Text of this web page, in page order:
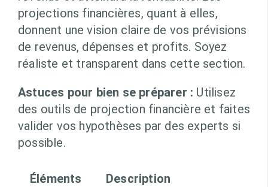
projections financières, quant à elles,
donnent une vision claire de vos prévisions
de revenus, dépenses et profits. Soyez
réaliste et transparent dans cette section.
Astuces pour bien se préparer : Utilisez
des outils de projection financière et faites
valider vos hypothèses par des experts si
possible.
Éléments
Description